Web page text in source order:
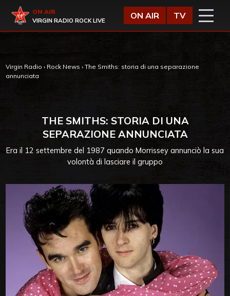
Virgin Radio
ON AIR
VIRGIN RADIO ROCK LIVE
ON AIR TV
Virgin Radio › Rock News › The Smiths: storia di una separazione
annunciata
THE SMITHS: STORIA DI UNA
SEPARAZIONE ANNUNCIATA
Era il 12 settembre del 1987 quando Morrissey annunciò la sua
volontà di lasciare il gruppo